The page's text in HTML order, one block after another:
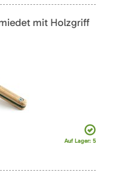
mit Holzgriff
Auf Lager: 5